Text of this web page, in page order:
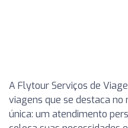
A Flytour Serviços de
viagens que se destaca
única: um atendimento